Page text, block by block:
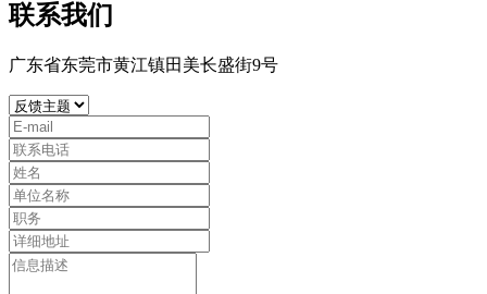
联系我们
广东省东莞市黄江镇田美长盛街9号